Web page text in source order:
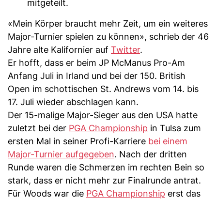
mitgeteilt.
«Mein Körper braucht mehr Zeit, um ein weiteres
Major-Turnier spielen zu können», schrieb der 46
Jahre alte Kalifornier auf Twitter.
Er hofft, dass er beim JP McManus Pro-Am
Anfang Juli in Irland und bei der 150. British
Open im schottischen St. Andrews vom 14. bis
17. Juli wieder abschlagen kann.
Der 15-malige Major-Sieger aus den USA hatte
zuletzt bei der PGA Championship in Tulsa zum
ersten Mal in seiner Profi-Karriere bei einem
Major-Turnier aufgegeben. Nach der dritten
Runde waren die Schmerzen im rechten Bein so
stark, dass er nicht mehr zur Finalrunde antrat.
Für Woods war die PGA Championship erst das